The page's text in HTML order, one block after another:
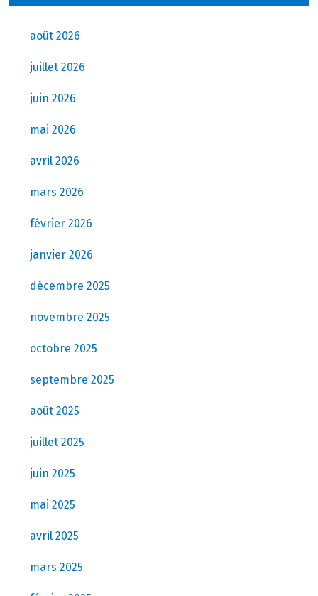
août 2026
juillet 2026
juin 2026
mai 2026
avril 2026
mars 2026
février 2026
janvier 2026
décembre 2025
novembre 2025
octobre 2025
septembre 2025
août 2025
juillet 2025
juin 2025
mai 2025
avril 2025
mars 2025